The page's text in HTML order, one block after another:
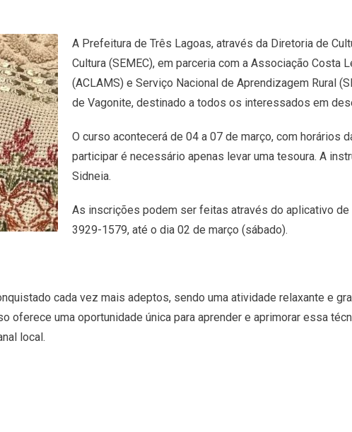
A Prefeitura de Três Lagoas, através da Diretoria de
Cultura (SEMEC), em parceria com a Associação
(ACLAMS) e Serviço Nacional de Aprendizagem Rural
de Vagonite, destinado a todos os interessados em
O curso acontecerá de 04 a 07 de março, com horários
participar é necessário apenas levar uma tesoura. A
Sidneia.
As inscrições podem ser feitas através do aplicativo
3929-1579, até o dia 02 de março (sábado).
cada vez mais adeptos, sendo uma atividade relaxante e
oferece uma oportunidade única para aprender e aprimorar essa
local.